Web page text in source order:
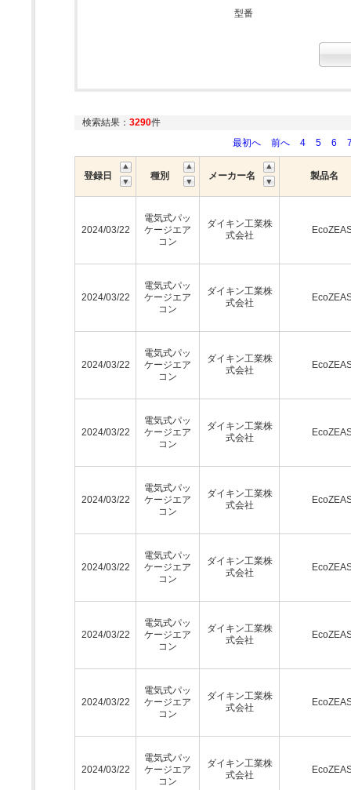
型番
検索結果： 3290件
最初へ
前へ 4 5 6
登録日 種別 メーカー名 製品名
2024/03/22
電気式パッ
ケージエア
コン
ダイキン工業株
式会社
2024/03/22
電気式パッ
ケージエア
コン
ダイキン工業株
式会社
2024/03/22
電気式パッ
ケージエア
コン
ダイキン工業株
式会社
2024/03/22
電気式パッ
ケージエア
コン
ダイキン工業株
式会社
2024/03/22
電気式パッ
ケージエア
コン
ダイキン工業株
式会社
2024/03/22
電気式パッ
ケージエア
コン
ダイキン工業株
式会社
2024/03/22
電気式パッ
ケージエア
コン
ダイキン工業株
式会社
2024/03/22
電気式パッ
ケージエア
コン
ダイキン工業株
式会社
2024/03/22
電気式パッ
ケージエア
コン
ダイキン工業株
式会社